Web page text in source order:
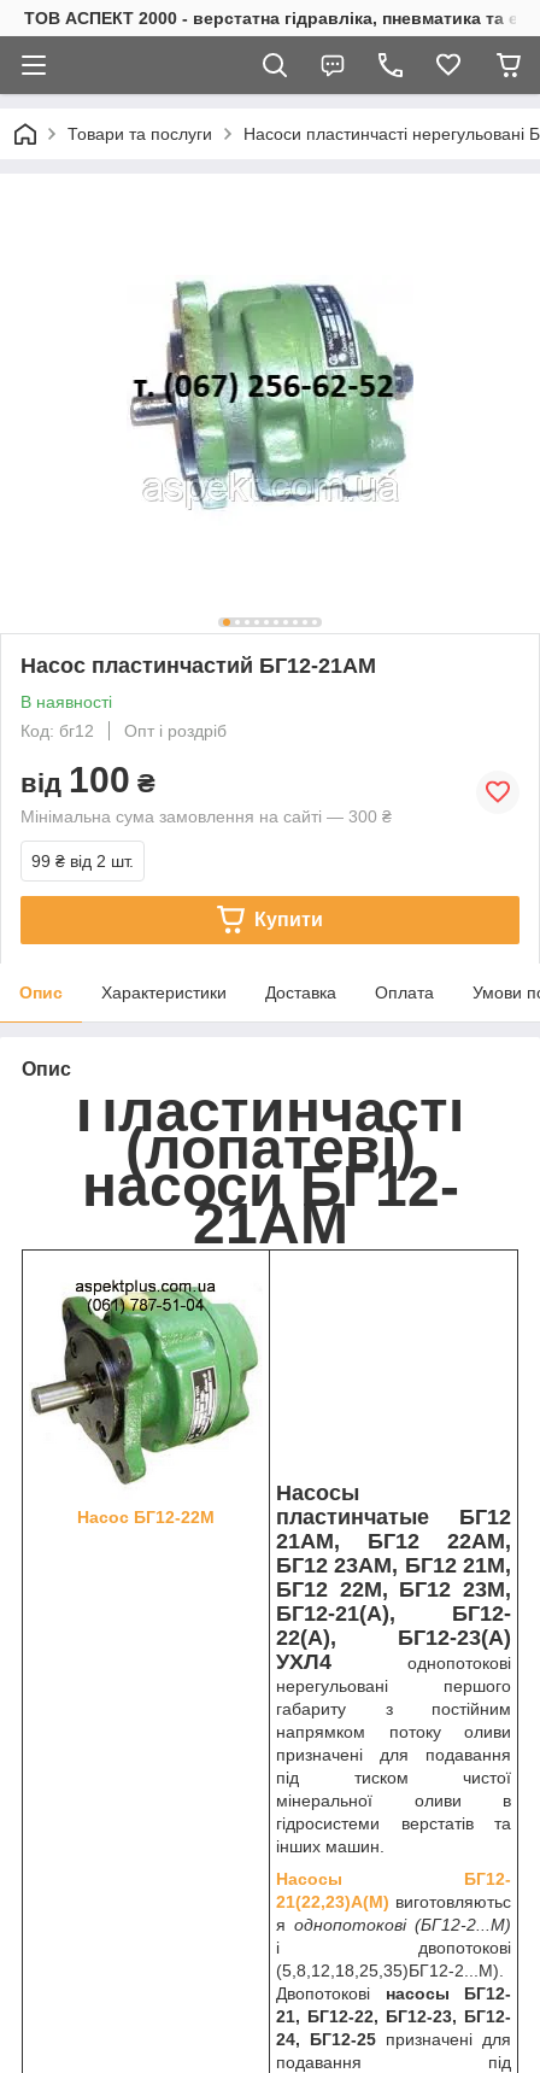
ТОВ АСПЕКТ 2000 - верстатна гідравліка, пневматика та
Товари та послуги Насоси пластинчасті
Насос пластинчастий БГ12-21АМ
В наявності
Код: бг12
Опт і роздріб
від 100 ₴
Мінімальна сума замовлення на сайті — 300 ₴
99 ₴ від 2 шт.
Купити
Опис Характеристики Доставка Оплата Умови
Опис
Пластинчасті
(лопатеві)
насоси БГ12-
21АМ
Насос БГ12-22М
Насосы
пластинчатые БГ12
21АМ, БГ12 22АМ,
БГ12 23АМ, БГ12 21М,
БГ12 22М, БГ12 23М,
БГ12-21(А), БГ12-
22(А), БГ12-23(А)
УХЛ4 однопотокові
нерегульовані першого
габариту з постійним
напрямком потоку оливи
призначені для подавання
під тиском чистої
мінеральної оливи в
гідросистеми верстатів та
інших машин.
Насосы БГ12-
21(22,23)А(М) виготовляютьс
я однопотокові (БГ12-2...М)
і двопотокові
(5,8,12,18,25,35)БГ12-2...М).
Двопотокові насосы БГ12-
21, БГ12-22, БГ12-23, БГ12-
24, БГ12-25 призначені для
подавання під